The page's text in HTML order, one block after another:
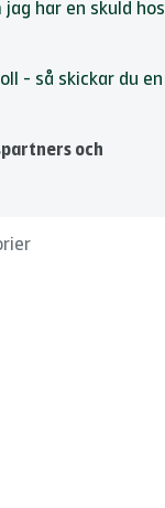
jag har en skuld hos
- så skickar du en
och